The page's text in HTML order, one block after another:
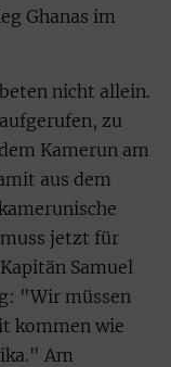
Ghanas im
nicht allein.
zu
Kamerun am
aus dem
jetzt für
Samuel
"Wir müssen
kommen wie
Am